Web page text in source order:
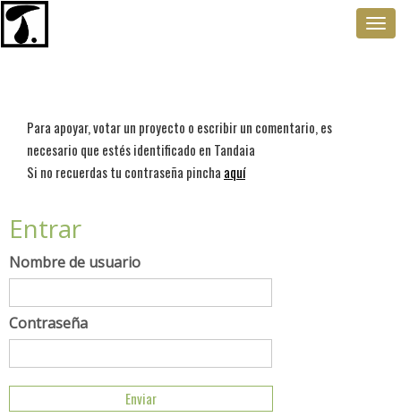
Para apoyar, votar un proyecto o escribir un comentario, es
necesario que estés identificado en Tandaia
Si no recuerdas tu contraseña pincha aquí
Entrar
Nombre de usuario
Contraseña